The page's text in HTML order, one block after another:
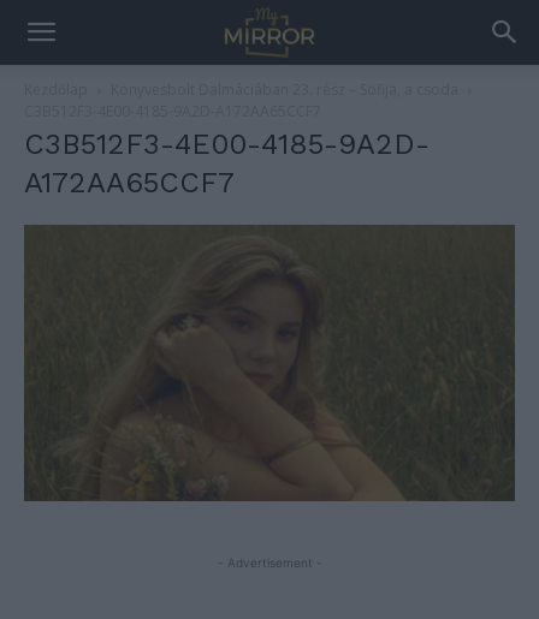
C3B512F3-4E00-4185-9A2D-
A172AA65CCF7
- Advertisement -